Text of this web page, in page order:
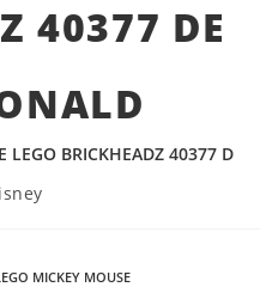
40377 DE
LEGO BRICKHEADZ 40377 DE
MICKEY MOUSE